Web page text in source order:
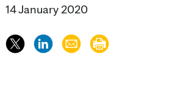
14 January 2020